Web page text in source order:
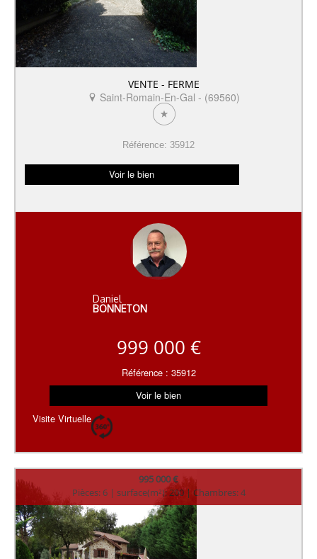
VENTE - FERME
Saint-Romain-En-Gal - (69560)
Référence: 35912
Voir le bien
Daniel
BONNETON
999 000 €
Référence : 35912
Voir le bien
Visite Virtuelle
995 000 €
Pièces: 6 | surface(m²): 200 | Chambres: 4